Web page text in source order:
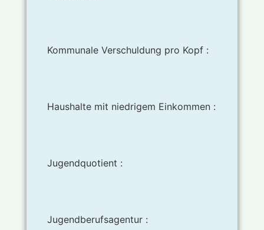
Kommunale Verschuldung pro Kopf :
Haushalte mit niedrigem Einkommen :
Jugendquotient :
Jugendberufsagentur :